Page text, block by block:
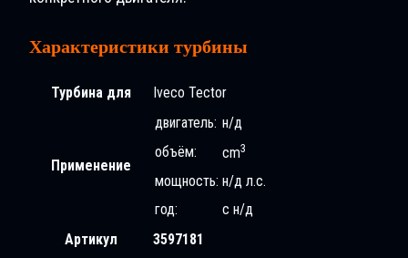
Характеристики турбины
Турбина для Iveco Tectоr
Применение
двигатель: н/д
объём:
cm3
мощность: н/д л.с.
год:
с н/д
Артикул
3597181